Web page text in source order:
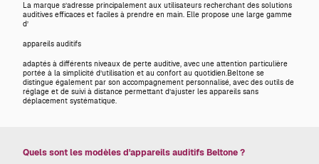
La marque s’adresse principalement aux utilisateurs recherchant des solutions
auditives efficaces et faciles à prendre en main. Elle propose une large gamme
d’
appareils auditifs
adaptés à différents niveaux de perte auditive, avec une attention particulière
portée à la simplicité d’utilisation et au confort au quotidien.Beltone se
distingue également par son accompagnement personnalisé, avec des outils de
réglage et de suivi à distance permettant d’ajuster les appareils sans
déplacement systématique.
Quels sont les modèles d'appareils auditifs Beltone ?